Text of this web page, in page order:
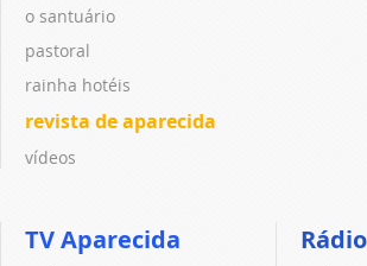
o santuário
pastoral
rainha hotéis
revista de aparecida
vídeos
TV Aparecida